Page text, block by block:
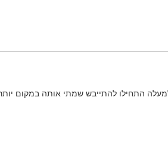
התחילו להתייבש שמתי אותה במקום